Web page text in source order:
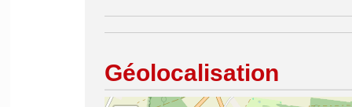
Géolocalisation